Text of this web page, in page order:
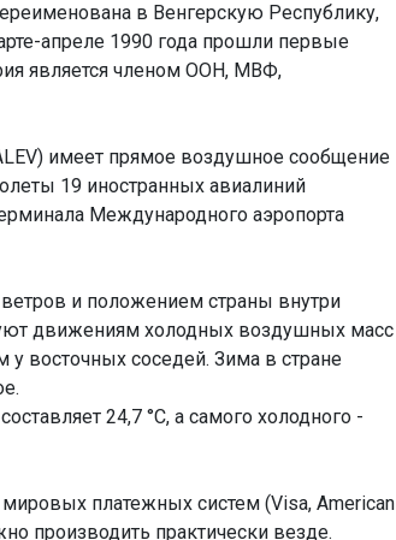
в Венгерскую Республику,
апреле 1990 года прошли первые
является членом ООН, МВФ,
имеет прямое воздушное сообщение
19 иностранных авиалиний
Международного аэропорта
и положением страны внутри
движениям холодных воздушных масс
у восточных соседей. Зима в стране
24,7 °C, а самого холодного -
платежных систем (Visa, American
производить практически везде.